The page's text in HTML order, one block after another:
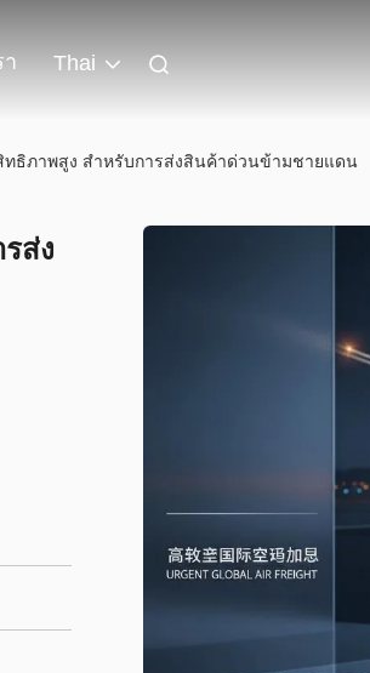
Thai
ธิภาพสูง สําหรับการส่งสินค้าด่วนข้ามชายแดน
ส่ง